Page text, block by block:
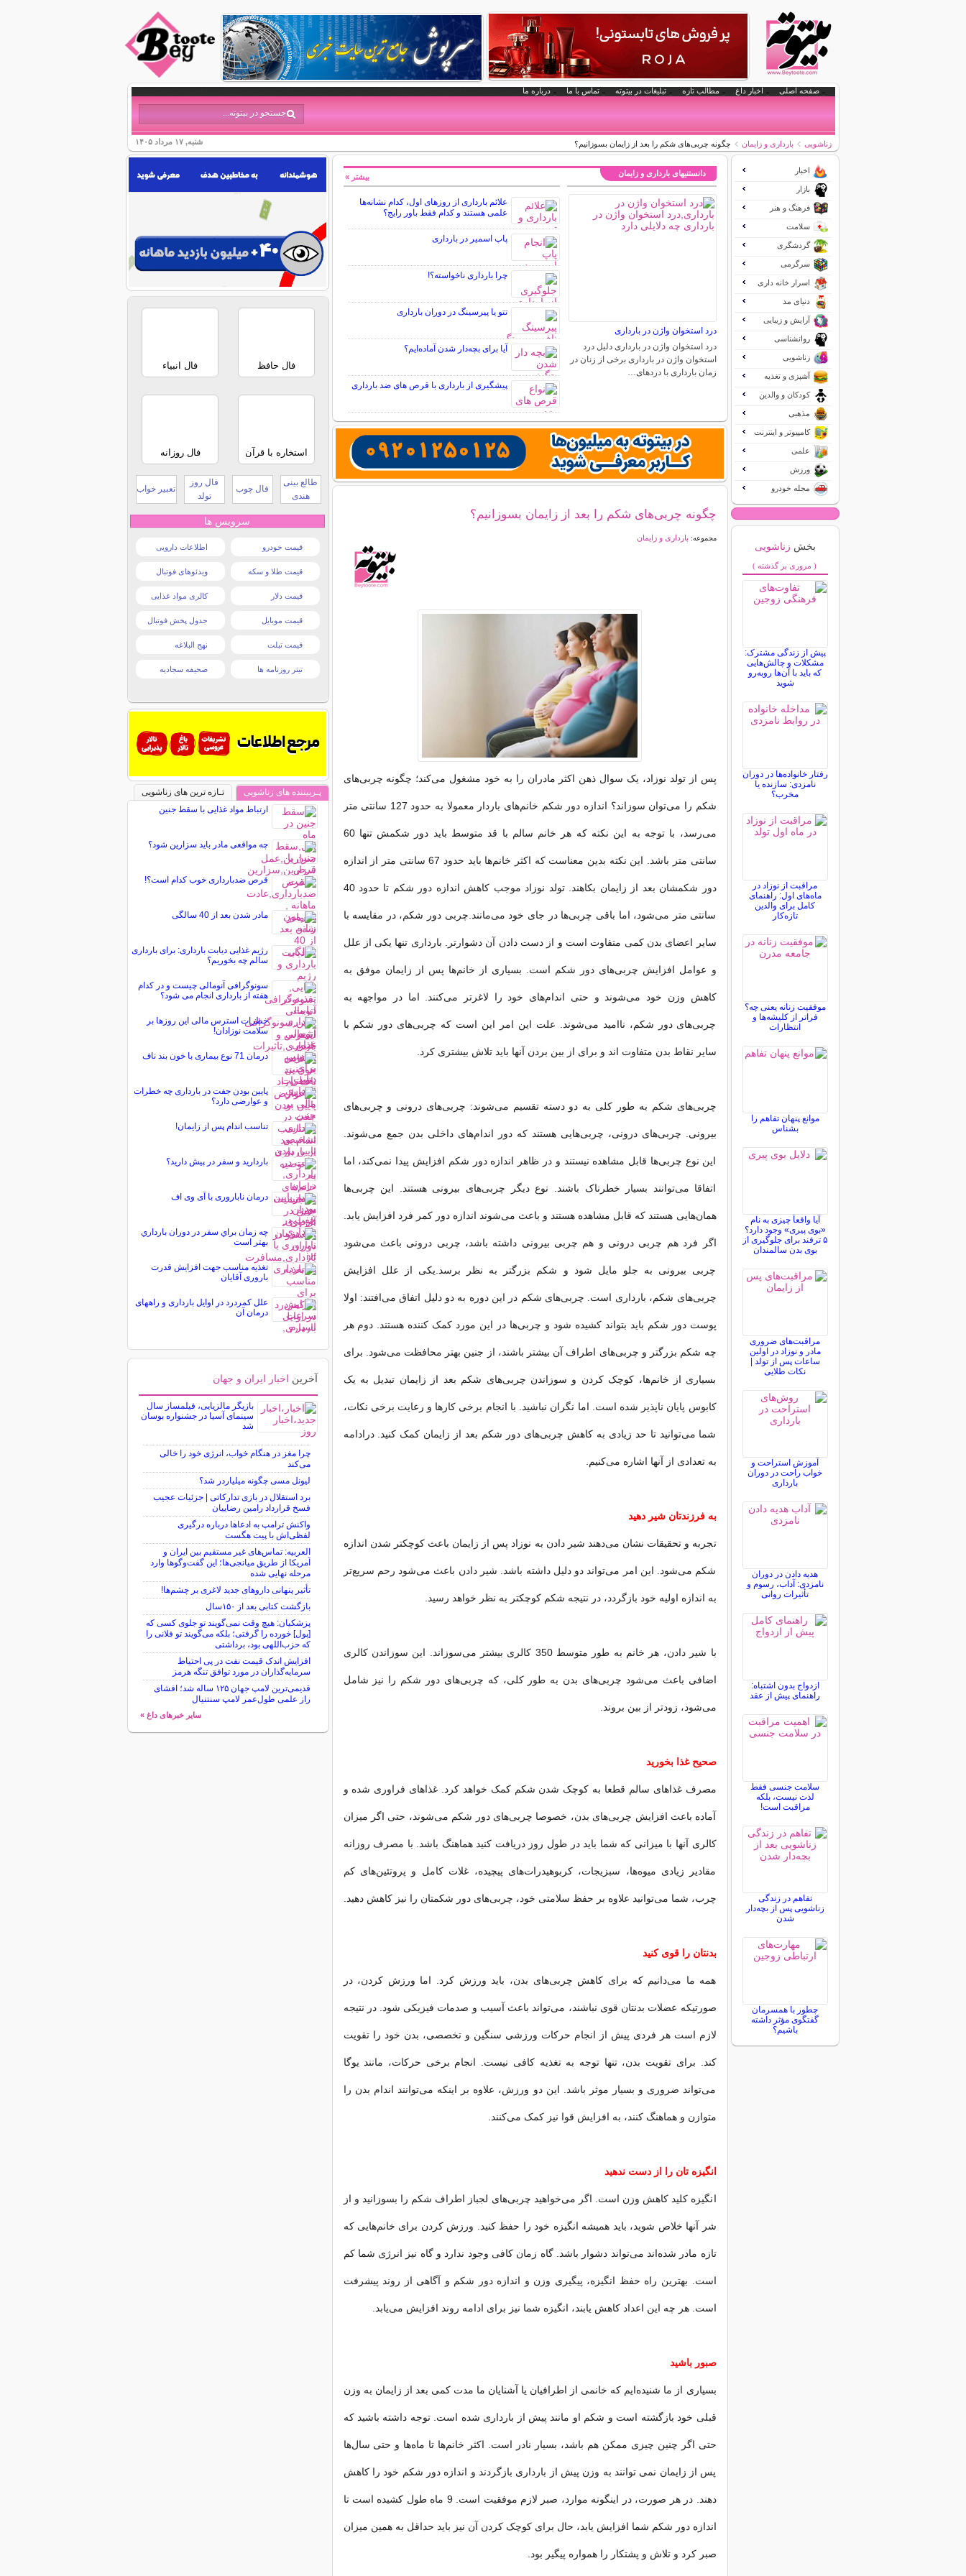
صفحه اصلی اخبار داغ مطالب تازه تبلیغات در بیتوته تماس با ما درباره ما
شنبه, ۱۷ مرداد ۱۴۰۵ زناشویی بارداری و زایمان چگونه چربی‌های شکم را بعد از زایمان بسوزانیم؟
دانستنیهای بارداری و زایمان
درد استخوان واژن در بارداری
درد استخوان واژن در بارداری دلیل درد
استخوان واژن در بارداری برخی از زنان در
زمان بارداری با دردهای…
علائم بارداری از روزهای اول، کدام نشانه‌ها
علمی هستند و کدام فقط باور رایج؟
پاپ اسمیر در بارداری
چرا بارداری ناخواسته؟!
تتو یا پیرسینگ در دوران بارداری
آیا برای بچه‌دار شدن آماده‌ایم؟
پیشگیری از بارداری با قرص های ضد بارداری
بیشتر »
چگونه چربی‌های شکم را بعد از زایمان بسوزانیم؟
مجموعه: بارداری و زایمان
پس از تولد نوزاد، یک سوال ذهن اکثر مادران را به خود مشغول می‌کند؛ چگونه چربی‌های
شکم را می‌توان سوزاند؟ اندازه دور شکم خانم‌های باردار معمولا به حدود 127 سانتی متر
می‌رسد، با توجه به این نکته که هر خانم سالم با قد متوسط باید دور شکمش تنها 60
سانتی متر باشد. این نکته بدین معناست که اکثر خانم‌ها باید حدود 67 سانتی متر از اندازه
دور شکمشان بعد از زایمان بکاهند. تولد نوزاد موجب کاهش اندازه دور شکم تا حدود 40
سانتی متر می‌شود، اما باقی چربی‌ها در جای خود می‌مانند.چربی دور شکم، در مقایسه با
سایر اعضای بدن کمی متفاوت است و از دست دادن آن دشوارتر. بارداری تنها یکی از علل
و عوامل افزایش چربی‌های دور شکم است. بسیاری از خانم‌ها پس از زایمان موفق به
کاهش وزن خود می‌شوند و حتی اندام‌های خود را لاغرتر می‌کنند. اما در مواجهه به
چربی‌های دور شکم، ناامید می‌شوند. علت این امر این است که چربی‌های دور شکم با
سایر نقاط بدن متفاوت اند و برای از بین بردن آنها باید تلاش بیشتری کرد.
چربی‌های شکم به طور کلی به دو دسته تقسیم می‌شوند: چربی‌های درونی و چربی‌های
بیرونی. چربی‌های درونی، چربی‌هایی هستند که دور اندام‌های داخلی بدن جمع می‌شوند.
این نوع چربی‌ها قابل مشاهده نیستند و در ظاهر اندازه دور شکم افزایش پیدا نمی‌کند، اما
اتفاقا می‌توانند بسیار خطرناک باشند. نوع دیگر چربی‌های بیرونی هستند. این چربی‌ها
همان‌هایی هستند که قابل مشاهده‌ هستند و باعث می‌شوند اندازه دور کمر فرد افزایش یابد.
اگر فرد هم چربی درونی و هم چربی بیرونی داشته باشد، چربی درونی باعث می‌شود
چربی بیرونی به جلو مایل شود و شکم بزرگتر به نظر برسد.یکی از علل افزایش
چربی‌های شکم، بارداری است. چربی‌های شکم در این دوره به دو دلیل اتفاق می‌افتند: اولا
پوست دور شکم باید بتواند کشیده شود و چربی‌ها در این مورد کمک کننده هستند. دوم هر
چه شکم بزرگتر و چربی‌های اطراف آن بیشتر باشند، از جنین بهتر محافظت می‌شود. برای
بسیاری از خانم‌ها، کوچک کردن و سوزاندن چربی‌های شکم بعد از زایمان تبدیل به یک
کابوس پایان ناپذیر شده است. اما نگران نباشید. با انجام برخی کارها و رعایت برخی نکات،
شما می‌توانید تا حد زیادی به کاهش چربی‌های دور شکم بعد از زایمان کمک کنید. درادامه
به تعدادی از آنها اشاره می‌کنیم.
به فرزندتان شیر دهید
تجربه و تحقیقات نشان می‌دهند شیر دادن به نوزاد پس از زایمان باعث کوچکتر شدن اندازه
شکم می‌شود. این امر می‌تواند دو دلیل داشته باشد. شیر دادن باعث می‌شود رحم سریع‌تر
به اندازه اولیه خود بازگردد، در نتیجه شکم کوچکتر به نظر خواهد رسید.
با شیر دادن، هر خانم به طور متوسط 350 کالری بیشتر می‌سوزاند. این سوزاندن کالری
اضافی باعث می‌شود چربی‌های بدن به طور کلی، که چربی‌های دور شکم را نیز شامل
می‌شود، زودتر از بین بروند.
صحیح غذا بخورید
مصرف غذاهای سالم قطعا به کوچک شدن شکم کمک خواهد کرد. غذاهای فراوری شده و
آماده باعث افزایش چربی‌های بدن، خصوصا چربی‌های دور شکم می‌شوند، حتی اگر میزان
کالری آنها با میزانی که شما باید در طول روز دریافت کنید هماهنگ باشد. با مصرف روزانه
مقادیر زیادی میوه‌ها، سبزیجات، کربوهیدرات‌های پیچیده، غلات کامل و پروتئین‌های کم
چرب، شما می‌توانید علاوه بر حفظ سلامتی خود، چربی‌های دور شکمتان را نیز کاهش دهید.
بدنتان را قوی کنید
همه ما می‌دانیم که برای کاهش چربی‌های بدن، باید ورزش کرد. اما ورزش کردن، در
صورتیکه عضلات بدنتان قوی نباشند، می‌تواند باعث آسیب و صدمات فیزیکی شود. در نتیجه
لازم است هر فردی پیش از انجام حرکات ورزشی سنگین و تخصصی، بدن خود را تقویت
کند. برای تقویت بدن، تنها توجه به تغذیه کافی نیست. انجام برخی حرکات، مانند یوگا
می‌تواند ضروری و بسیار موثر باشد. این دو ورزش، علاوه بر اینکه می‌توانند اندام بدن را
متوازن و هماهنگ کنند، به افزایش قوا نیز کمک می‌کنند.
انگیزه تان را از دست ندهید
انگیزه کلید کاهش وزن است. اگر می‌خواهید چربی‌های لجباز اطراف شکم را بسوزانید و از
شر آنها خلاص شوید، باید همیشه انگیزه خود را حفظ کنید. ورزش کردن برای خانم‌هایی که
تازه مادر شده‌اند می‌تواند دشوار باشد. گاه زمان کافی وجود ندارد و گاه نیز انرژی شما کم
است. بهترین راه حفظ انگیزه، پیگیری وزن و اندازه دور شکم و آگاهی از روند پیشرفت
است. هر چه این اعداد کاهش یابند، انگیزه شما نیز برای ادامه روند افزایش می‌یابد.
صبور باشید
بسیاری از ما شنیده‌ایم که خانمی از اطرافیان یا آشنایان ما مدت کمی بعد از زایمان به وزن
قبلی خود بازگشته است و شکم او مانند پیش از بارداری شده است. توجه داشته باشید که
حتی اگر چنین چیزی ممکن هم باشد، بسیار نادر است. اکثر خانم‌ها تا ماه‌ها و حتی سال‌ها
پس از زایمان نمی توانند به وزن پیش از بارداری بازگردند و اندازه دور شکم خود را کاهش
دهند. در هر صورت، در اینگونه موارد، صبر لازم موفقیت است. 9 ماه طول کشیده است تا
اندازه دور شکم شما افزایش یابد، حال برای کوچک کردن آن نیز باید حداقل به همین میزان
صبر کرد و تلاش و پشتکار را همواره پیگیر بود.
اخبار
بازار
فرهنگ و هنر
سلامت
گردشگری
سرگرمی
اسرار خانه داری
دنیای مد
آرایش و زیبایی
روانشناسی
زناشویی
آشپزی و تغذیه
کودکان و والدین
مذهبی
کامپیوتر و اینترنت
علمی
ورزش
مجله خودرو
بخش زناشویی
( مروری بر گذشته )
پیش از زندگی مشترک:
مشکلات و چالش‌هایی
که باید با آن‌ها روبه‌رو
شوید
رفتار خانواده‌ها در دوران
نامزدی: سازنده یا
مخرب؟
مراقبت از نوزاد در
ماه‌های اول: راهنمای
کامل برای والدین
تازه‌کار
موفقیت زنانه یعنی چه؟
فراتر از کلیشه‌ها و
انتظارات
موانع پنهان تفاهم را
بشناس
آیا واقعاً چیزی به نام
«بوی پیری» وجود دارد؟
۵ ترفند برای جلوگیری از
بوی بدن سالمندان
مراقبت‌های ضروری
مادر و نوزاد در اولین
ساعات پس از تولد |
نکات طلایی
آموزش استراحت و
خواب راحت در دوران
بارداری
هدیه دادن در دوران
نامزدی: آداب، رسوم و
تأثیرات روانی
ازدواج بدون اشتباه:
راهنمای پیش از عقد
سلامت جنسی فقط
لذت نیست، بلکه
مراقبت است!
تفاهم در زندگی
زناشویی پس از بچه‌دار
شدن
چطور با همسرمان
گفتگوی مؤثر داشته
باشیم؟
فال حافظ فال انبیاء
استخاره با قرآن فال روزانه
طالع بینی
هندی
فال چوب
فال روز
تولد
تعبیر خواب
سرویس ها
قیمت خودرو اطلاعات دارویی
قیمت طلا و سکه ویدئوهای فوتبال
قیمت دلار کالری مواد غذایی
قیمت موبایل جدول پخش فوتبال
قیمت تبلت نهج البلاغه
تیتر روزنامه ها صحیفه سجادیه
پـربیننده های زناشویی
تـازه ترین های زناشویی
ارتباط مواد غذایی با سقط جنین
چه مواقعی مادر باید سزارین شود؟
قرص‌ ضدبارداری خوب کدام است؟!
مادر شدن بعد از 40 سالگی
رژیم غذایی دیابت بارداری: برای بارداری
سالم چه بخوریم؟
سونوگرافی آنومالی چیست و در کدام
هفته از بارداری انجام می شود؟
خطرات استرس مالی این روزها بر
سلامت نوزادان!
درمان 71 نوع بیماری با خون بند ناف
پایین بودن جفت در بارداری چه خطرات
و عوارضی دارد؟
تناسب اندام پس از زایمان!
بارداريد و سفر در پيش داريد؟
درمان ناباروری با آی وی اف
چه زمان براي سفر در دوران بارداري
بهتر است
تغذیه مناسب جهت افزایش قدرت
باروری آقایان
علل کمردرد در اوایل بارداری و راههای
درمان آن
آخرین اخبار ایران و جهان
بازیگر مالزیایی، فیلمساز سال
سینمای آسیا در جشنواره بوسان
شد
چرا مغز در هنگام خواب، انرژی خود را خالی
می‌کند
لیونل مسی چگونه میلیاردر شد؟
برد استقلال در بازی تدارکاتی | جزئیات عجیب
فسخ قرارداد رامین رضاییان
واکنش ترامپ به ادعاها درباره درگیری
لفظی‌اش با پیت هگست
العربیه: تماس‌های غیر مستقیم بین ایران و
آمریکا از طریق میانجی‌ها؛ این گفت‌و‌گو‌ها وارد
مرحله نهایی شده
تأثیر پنهانی داروهای جدید لاغری بر چشم‌ها!
بازگشت کتابی بعد از ۱۵۰سال
پزشکیان: هیچ وقت نمی‌گویند تو جلوی کسی که
[پول] خورده را گرفتی؛ بلکه می‌گویند تو فلانی را
که حزب‌اللهی بود، برداشتی
افزایش اندک قیمت نفت در پی احتیاط
سرمایه‌گذاران در مورد توافق تنگه هرمز
قدیمی‌ترین لامپ جهان ۱۲۵ ساله شد؛ افشای
راز علمی طول‌عمر لامپ سنتنیال
سایر خبرهای داغ »